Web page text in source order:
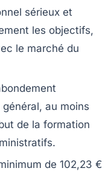
en
sérieux et
les objectifs,
le marché du
général, au moins
de la formation
de 102,23 €